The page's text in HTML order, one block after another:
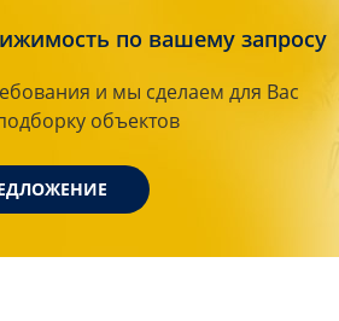
по вашему запросу
и мы сделаем для Вас
объектов